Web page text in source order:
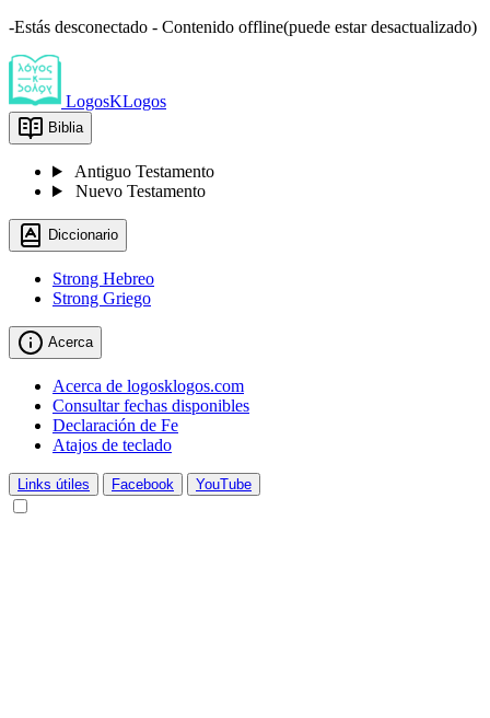
-Estás desconectado - Contenido offline(puede estar desactualizado)
LogosKLogos
Biblia
Antiguo Testamento
Nuevo Testamento
Diccionario
Strong Hebreo
Strong Griego
Acerca
Acerca de logosklogos.com
Consultar fechas disponibles
Declaración de Fe
Atajos de teclado
Links útiles Facebook YouTube